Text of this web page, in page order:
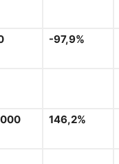
-97,9%
146,2%